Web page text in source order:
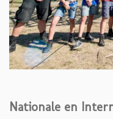
Nationale en